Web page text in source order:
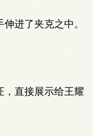
进了夹克之中。
直接展示给王耀